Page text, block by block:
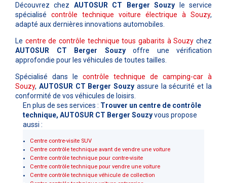
Découvrez chez AUTOSUR CT Berger Souzy le service
spécialisé contrôle technique voiture électrique à Souzy,
adapté aux dernières innovations automobiles.
Le centre de contrôle technique tous gabarits à Souzy chez
AUTOSUR CT Berger Souzyoffre une vérification
approfondie pour les véhicules de toutes tailles.
Spécialisé dans le contrôle technique de camping-car à
Souzy, AUTOSUR CT Berger Souzy assure la sécurité et la
conformité de vos véhicules de loisirs.
En plus de ses services : Trouver un centre de contrôle
technique, AUTOSUR CT Berger Souzyvous propose
aussi :
Centre contre-visite SUV
Centre contrôle technique avant de vendre une voiture
Centre contrôle technique pour contre-visite
Centre contrôle technique pour vendre une voiture
Centre contrôle technique véhicule de collection